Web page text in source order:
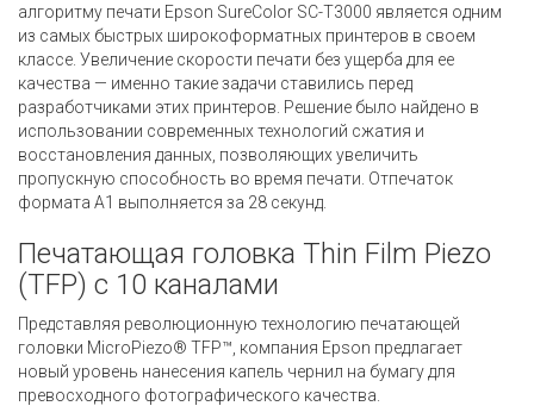
алгоритму печати Epson SureColor SC-T3000 является одним
из самых быстрых широкоформатных принтеров в своем
классе. Увеличение скорости печати без ущерба для ее
качества — именно такие задачи ставились перед
разработчиками этих принтеров. Решение было найдено в
использовании современных технологий сжатия и
восстановления данных, позволяющих увеличить
пропускную способность во время печати. Отпечаток
формата А1 выполняется за 28 секунд.
Печатающая головка Thin Film Piezo
(TFP) с 10 каналами
Представляя революционную технологию печатающей
головки MicroPiezo® TFP™, компания Epson предлагает
новый уровень нанесения капель чернил на бумагу для
превосходного фотографического качества.